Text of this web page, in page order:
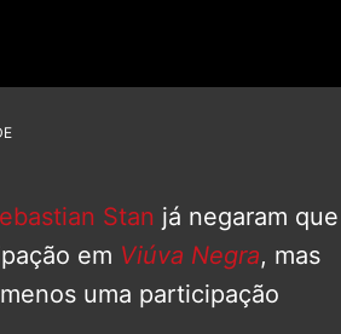
Stan já negaram que
em Viúva Negra, mas
uma participação